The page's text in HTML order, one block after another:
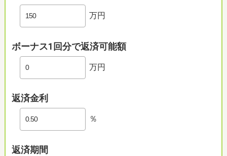
万円
ボーナス1回分で返済可能額
万円
返済金利
％
返済期間